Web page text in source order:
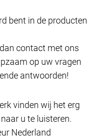
bent in de producten
contact met ons
op uw vragen
antwoorden!
vinden wij het erg
u te luisteren.
Nederland